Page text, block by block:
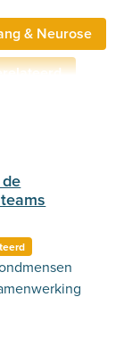
& Neurose